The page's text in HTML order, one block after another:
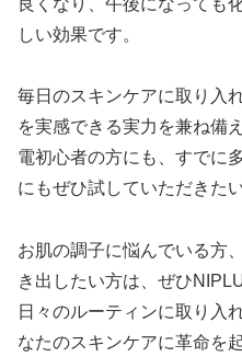
しい効果です。
毎日のスキンケアに取り入
を実感できる実力を兼ね備
電初心者の方にも、すでに
にもぜひ試していただきた
お肌の調子に悩んでいる方
き出したい方は、ぜひ
日々のルーティンに取り入
なたのスキンケアに革命を